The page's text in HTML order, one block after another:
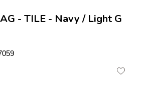
- TILE - Navy / Light G